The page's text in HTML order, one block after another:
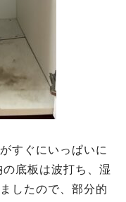
すぐにいっぱいに
底板は波打ち、湿
したので、部分的